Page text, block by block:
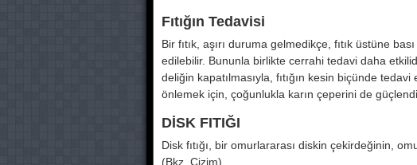
Fıtığın Tedavisi
Bir fıtık, aşırı duruma gelmedikçe, fıtık üstüne
edilebilir. Bununla birlikte cerrahi tedavi daha
deliğin kapatılmasıyla, fıtığın kesin biçünde
önlemek için, çoğunlukla karın çeperini de
DİSK FITIĞI
Disk fıtığı, bir omurlararası diskin çekirdeğinin,
(Bkz. Çizim).